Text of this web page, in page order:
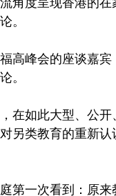
。
高峰会的座谈嘉
。
在如此大型、公
另类教育的重新
第一次看到：原